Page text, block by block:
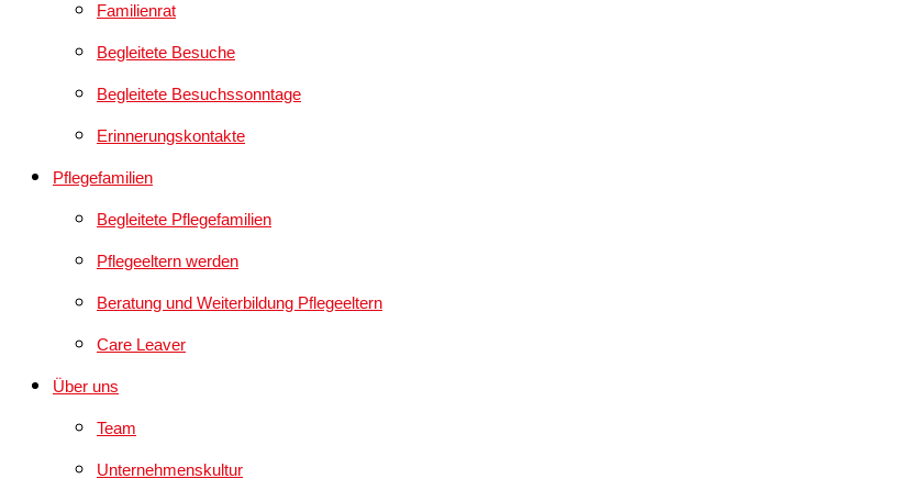
Familienrat
Begleitete Besuche
Begleitete Besuchssonntage
Erinnerungskontakte
Pflegefamilien
Begleitete Pflegefamilien
Pflegeeltern werden
Beratung und Weiterbildung Pflegeeltern
Care Leaver
Über uns
Team
Unternehmenskultur